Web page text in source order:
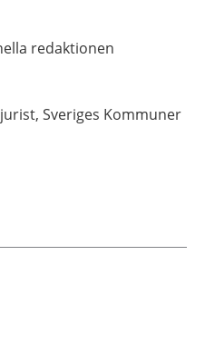
redaktionen
Sveriges Kommuner